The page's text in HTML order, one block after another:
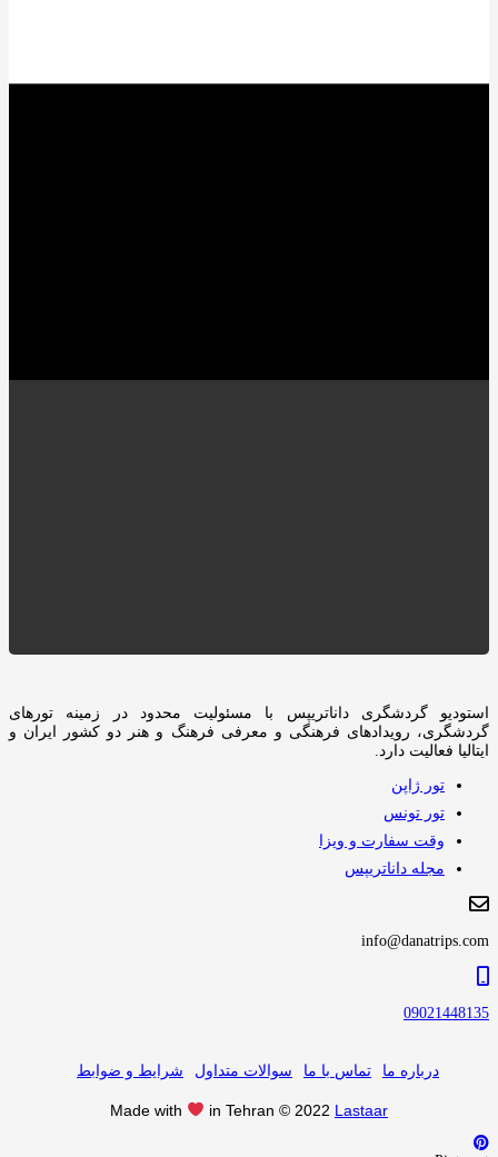
استودیو گردشگری داناتریپس با مسئولیت محدود در زمینه تورهای
گردشگری، رویدادهای فرهنگی و معرفی فرهنگ و هنر دو کشور ایران و
ایتالیا فعالیت دارد.
تور ژاپن
تور تونس
وقت سفارت و ویزا
مجله داناتریپس
info@danatrips.com
09021448135
درباره ما تماس با ما سوالات متداول شرایط و ضوابط
Made with in Tehran © 2022 Lastaar